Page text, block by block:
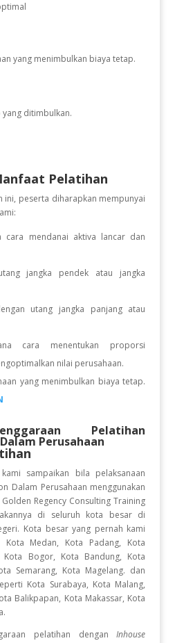
yang menimbulkan biaya tetap.
ditimbulkan.
Pelatihan
ini, peserta diharapkan mempunyai
cara mendanai aktiva lancar dan
jangka pendek atau jangka
utang jangka panjang atau
cara menentukan proporsi
nilai perusahaan.
yang menimbulkan biaya tetap.
Pelatihan
Perusahaan
sampaikan bila pelaksanaan
Dalam Perusahaan menggunakan
Golden Regency Consulting Training
di seluruh kota besar di
Kota besar yang pernah kami
Kota Medan, Kota Padang, Kota
Kota Bogor, Kota Bandung, Kota
Semarang, Kota Magelang. dan
Kota Surabaya, Kota Malang,
Balikpapan, Kota Makassar, Kota
pelatihan denganInhouse